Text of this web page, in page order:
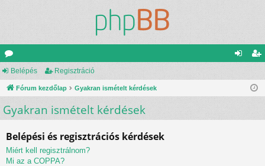
ór
u
m
is
Belépés Regisztráció
Fórum kezdőlap Gyakran ismételt kérdések
Gyakran ismételt kérdések
Belépési és regisztrációs kérdések
Miért kell regisztrálnom?
Mi az a COPPA?